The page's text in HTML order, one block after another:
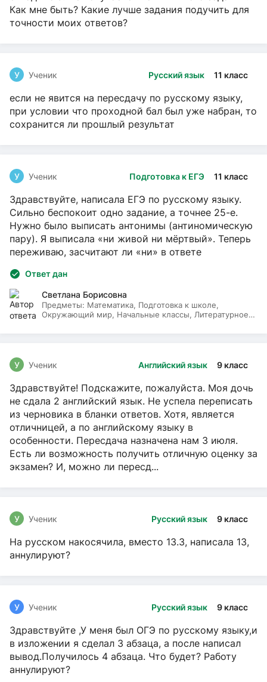
Как мне быть? Какие лучше задания подучить для
точности моих ответов?
Русский язык 11 класс
У Ученик
если не явится на пересдачу по русскому языку,
при условии что проходной бал был уже набран, то
сохранится ли прошлый результат
Подготовка к ЕГЭ 11 класс
У Ученик
Здравствуйте, написала ЕГЭ по русскому языку.
Сильно беспокоит одно задание, а точнее 25-е.
Нужно было выписать антонимы (антиномическую
пару). Я выписала «ни живой ни мёртвый». Теперь
переживаю, засчитают ли «ни» в ответе
Ответ дан
Светлана Борисовна
Предметы: Математика, Подготовка к школе,
Окружающий мир, Начальные классы, Литературное
Английский язык 9 класс
У Ученик
Здравствуйте! Подскажите, пожалуйста. Моя дочь
не сдала 2 английский язык. Не успела переписать
из черновика в бланки ответов. Хотя, является
отличницей, а по английскому языку в
особенности. Пересдача назначена нам 3 июля.
Есть ли возможность получить отличную оценку за
экзамен? И, можно ли пересд...
Русский язык 9 класс
У Ученик
На русском накосячила, вместо 13.3, написала 13,
аннулируют?
Русский язык 9 класс
У Ученик
Здравствуйте ,У меня был ОГЭ по русскому языку,и
в изложении я сделал 3 абзаца, а после написал
вывод.Получилось 4 абзаца. Что будет? Работу
аннулируют?